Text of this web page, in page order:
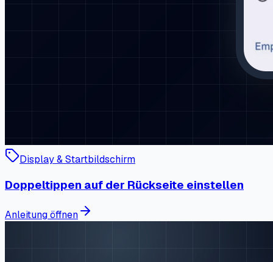
Display & Startbildschirm
Doppeltippen auf der Rückseite einstellen
Anleitung öffnen